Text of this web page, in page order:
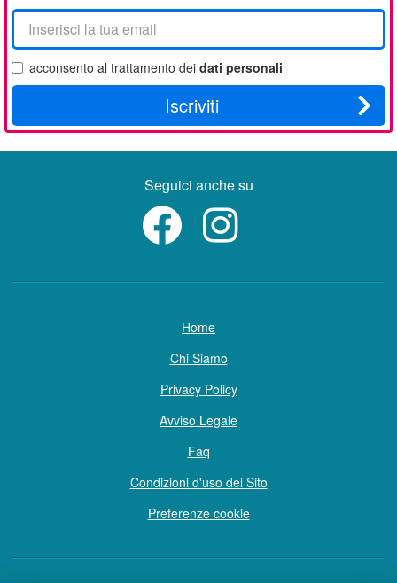
La
tua
email
acconsento al trattamento dei dati personali
Iscriviti
Seguici anche su
Home
Chi Siamo
Privacy Policy
Avviso Legale
Faq
Condizioni d'uso del Sito
Preferenze cookie